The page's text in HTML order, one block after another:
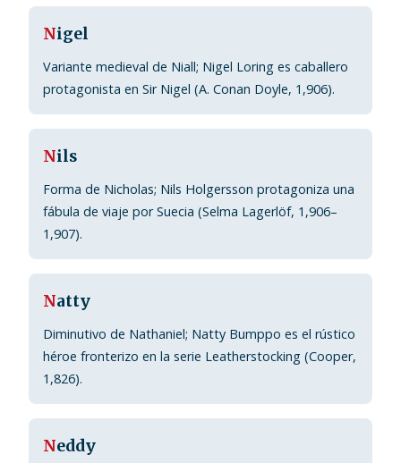
Nigel
Variante medieval de Niall; Nigel Loring es caballero
protagonista en Sir Nigel (A. Conan Doyle, 1,906).
Nils
Forma de Nicholas; Nils Holgersson protagoniza una
fábula de viaje por Suecia (Selma Lagerlöf, 1,906–
1,907).
Natty
Diminutivo de Nathaniel; Natty Bumppo es el rústico
héroe fronterizo en la serie Leatherstocking (Cooper,
1,826).
Neddy